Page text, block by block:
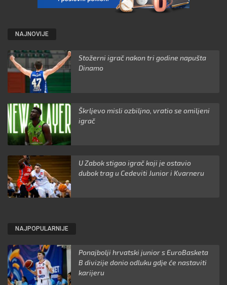
NAJNOVIJE
Stožerni igrač nakon tri godine napušta
Dinamo
Škrljevo misli ozbiljno, vratio se omiljeni
igrač
U Zabok stigao igrač koji je ostavio
dubok trag u Cedeviti Junior i Kvarneru
NAJPOPULARNIJE
Ponajbolji hrvatski junior s EuroBasketa
B divizije donio odluku gdje će nastaviti
karijeru